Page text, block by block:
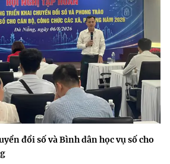
đổi số và Bình dân học vụ số cho